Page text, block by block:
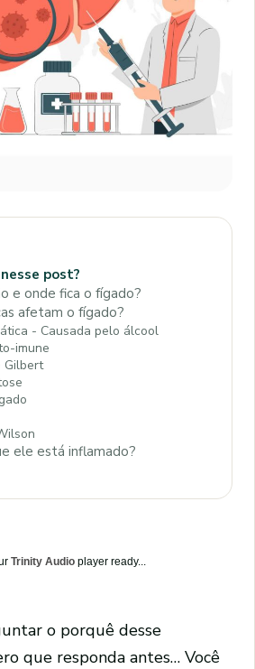
post?
e onde fica o fígado?
afetam o fígado?
- Causada pelo álcool
imune
Gilbert
ele está inflamado?
Trinity Audio player ready...
o porquê desse
que responda antes… Você